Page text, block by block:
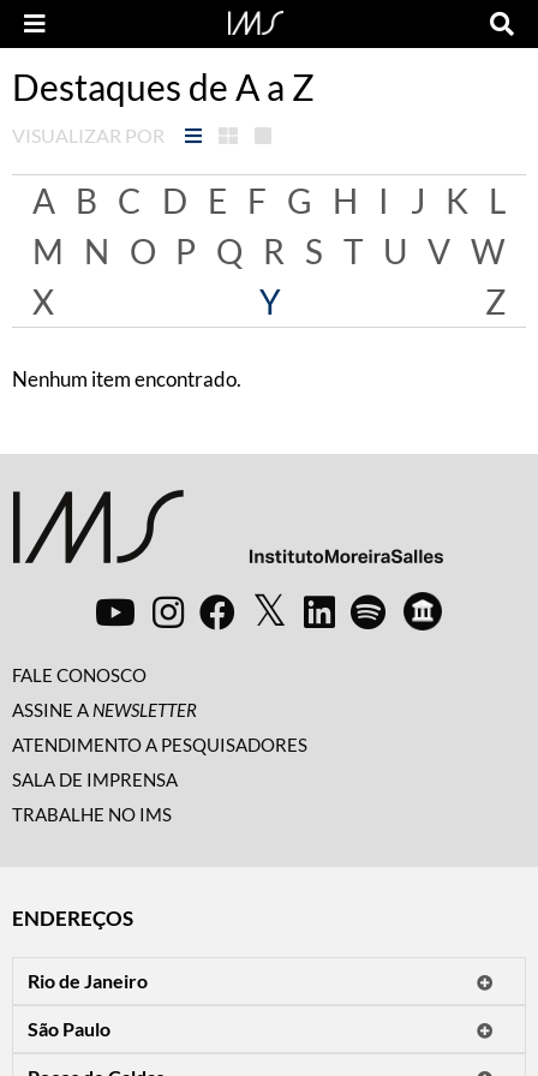
Destaques de A a Z
VISUALIZAR POR
A B C D E F G H I J K L
M
N O P Q R S T U V W
X
Y Z
Nenhum item encontrado.
FALE CONOSCO
ASSINE A NEWSLETTER
ATENDIMENTO A PESQUISADORES
SALA DE IMPRENSA
TRABALHE NO IMS
ENDEREÇOS
Rio de Janeiro
Horário de visitação: a programação do IMS no Rio de Janeiro será
apresentada em instituições culturais parceiras.
São Paulo